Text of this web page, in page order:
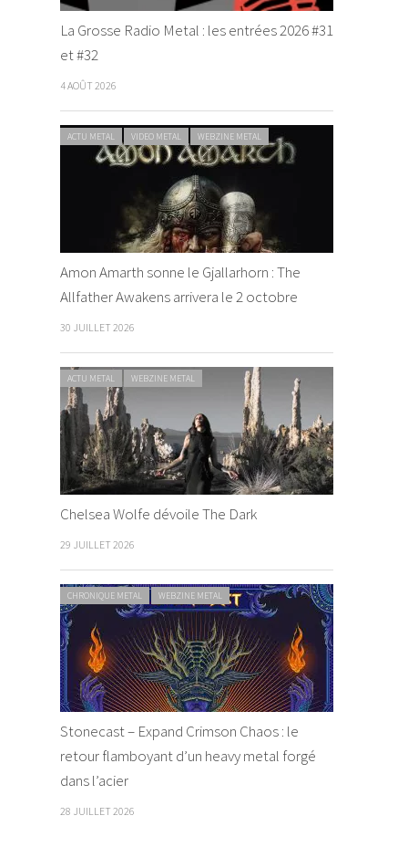
La Grosse Radio Metal : les entrées 2026 #31
et #32
4 AOÛT 2026
ACTU METAL VIDEO METAL WEBZINE METAL
Amon Amarth sonne le Gjallarhorn : The
Allfather Awakens arrivera le 2 octobre
30 JUILLET 2026
ACTU METAL WEBZINE METAL
Chelsea Wolfe dévoile The Dark
29 JUILLET 2026
CHRONIQUE METAL WEBZINE METAL
Stonecast – Expand Crimson Chaos : le
retour flamboyant d’un heavy metal forgé
dans l’acier
28 JUILLET 2026